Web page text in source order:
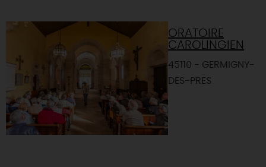
ORATOIRE
CAROLINGIEN
45110 - GERMIGNY-
DES-PRES